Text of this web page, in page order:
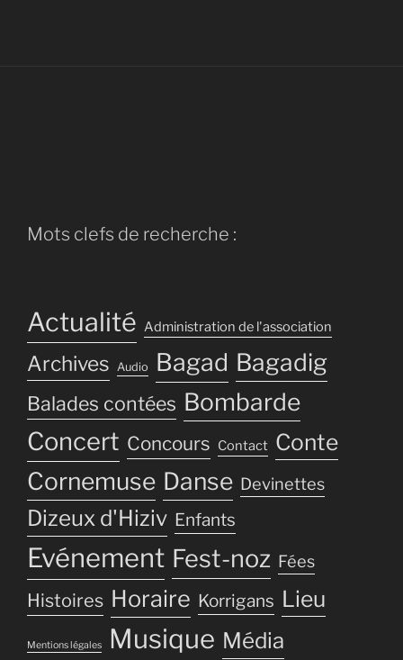
Mots clefs de recherche :
Actualité Administration de l'association
Archives Audio Bagad Bagadig
Balades contées Bombarde
Concert Concours Contact Conte
Cornemuse Danse Devinettes
Dizeux d'Hiziv Enfants
Evénement Fest-noz Fées
Histoires Horaire Korrigans Lieu
Mentions légales Musique Média